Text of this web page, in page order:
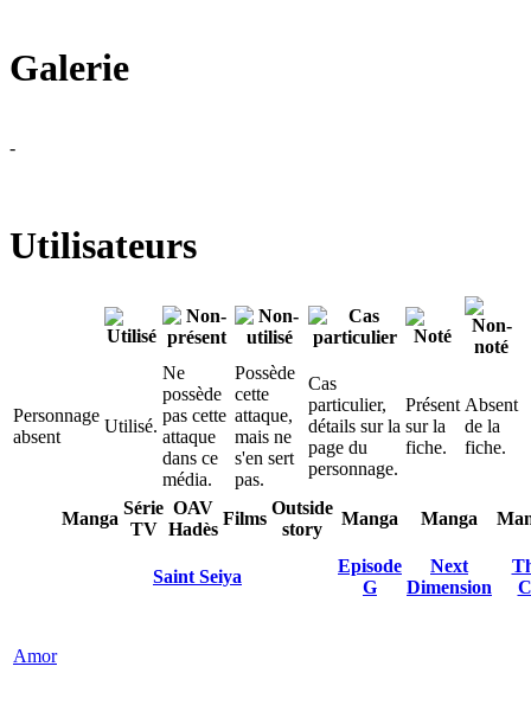
Galerie
-
Utilisateurs
Personnage
absent
Utilisé.
Ne
possède
pas cette
attaque
dans ce
média.
Possède
cette
attaque,
mais ne
s'en sert
pas.
Cas
particulier,
détails sur la
page du
personnage.
Présent
sur la
fiche.
Absent
de la
fiche.
Manga
Série
TV
OAV
Hadès
Films
Outside
story
Manga Manga
Saint Seiya
Episode
G
Next
Dimension
Amor